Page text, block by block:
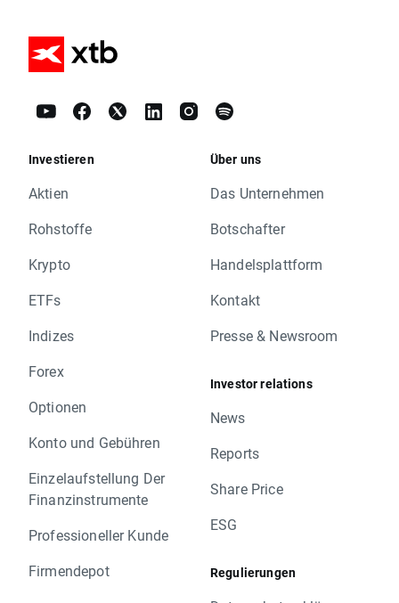
Investieren
Aktien
Rohstoffe
Krypto
ETFs
Indizes
Forex
Optionen
Konto und Gebühren
Einzelaufstellung Der
Finanzinstrumente
Professioneller Kunde
Firmendepot
Über uns
Das Unternehmen
Botschafter
Handelsplattform
Kontakt
Presse & Newsroom
Investor relations
News
Reports
Share Price
ESG
Regulierungen